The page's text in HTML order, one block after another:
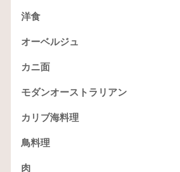
洋食
オーベルジュ
カニ面
モダンオーストラリアン
カリブ海料理
鳥料理
肉